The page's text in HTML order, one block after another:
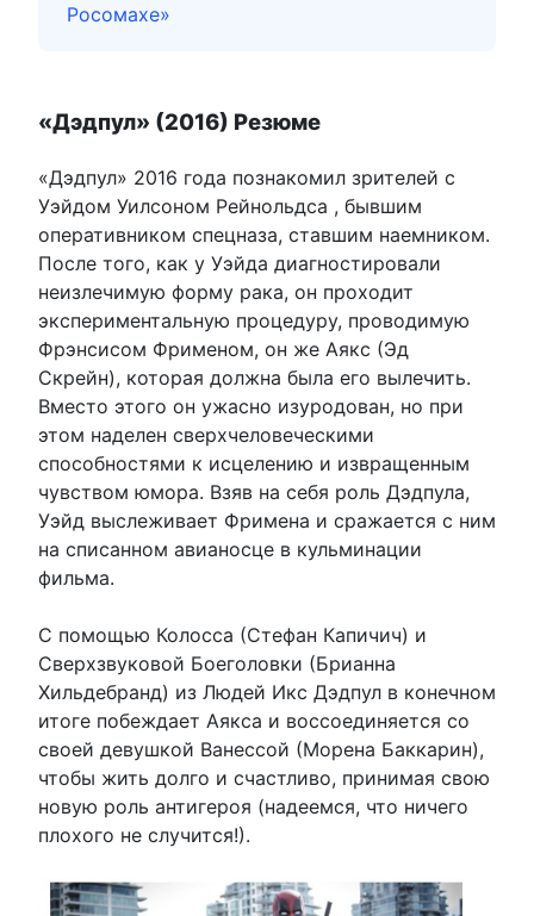
Росомахе»
«Дэдпул» (2016) Резюме
«Дэдпул» 2016 года познакомил зрителей с
Уэйдом Уилсоном Рейнольдса , бывшим
оперативником спецназа, ставшим наемником.
После того, как у Уэйда диагностировали
неизлечимую форму рака, он проходит
экспериментальную процедуру, проводимую
Фрэнсисом Фрименом, он же Аякс (Эд
Скрейн), которая должна была его вылечить.
Вместо этого он ужасно изуродован, но при
этом наделен сверхчеловеческими
способностями к исцелению и извращенным
чувством юмора. Взяв на себя роль Дэдпула,
Уэйд выслеживает Фримена и сражается с ним
на списанном авианосце в кульминации
фильма.
С помощью Колосса (Стефан Капичич) и
Сверхзвуковой Боеголовки (Брианна
Хильдебранд) из Людей Икс Дэдпул в конечном
итоге побеждает Аякса и воссоединяется со
своей девушкой Ванессой (Морена Баккарин),
чтобы жить долго и счастливо, принимая свою
новую роль антигероя (надеемся, что ничего
плохого не случится!).